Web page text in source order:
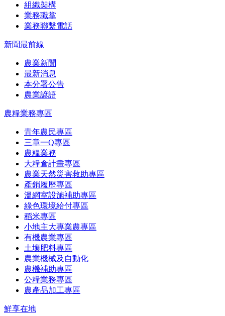
組織架構
業務職掌
業務聯繫電話
新聞最前線
農業新聞
最新消息
本分署公告
農業諺語
農糧業務專區
青年農民專區
三章一Q專區
農糧業務
大糧倉計畫專區
農業天然災害救助專區
產銷履歷專區
溫網室設施補助專區
綠色環境給付專區
稻米專區
小地主大專業農專區
有機農業專區
土壤肥料專區
農業機械及自動化
農機補助專區
公糧業務專區
農產品加工專區
鮮享在地